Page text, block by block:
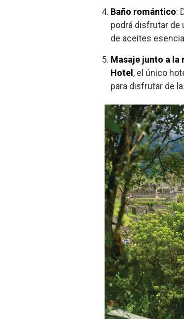
Baño romántico:
podrá disfrutar de
de aceites
Masaje junto a la
Hotel, el único
para disfrutar de